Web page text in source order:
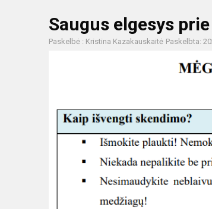
Saugus elgesys
Paskelbė : Kristina Kazakauskaitė Paskelbta: